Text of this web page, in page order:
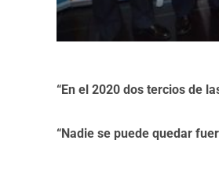
“En el 2020 dos tercios de
“Nadie se puede quedar